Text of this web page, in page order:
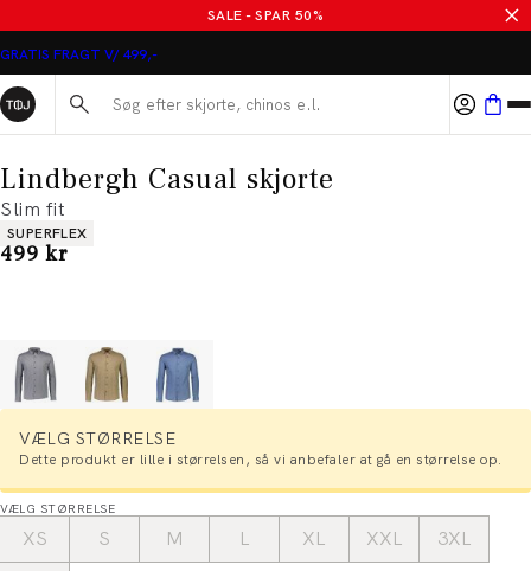
SALE - SPAR 50%
GRATIS FRAGT V/ 499,-
Søg her...
Lindbergh Casual skjorte
Slim fit
Produkt egenskaber
SUPERFLEX
I alt (inkl. rabat)
499 kr
VÆLG STØRRELSE
Dette produkt er lille i størrelsen, så vi anbefaler at gå en størrelse op.
VÆLG STØRRELSE
XS S M L XL XXL
3XL